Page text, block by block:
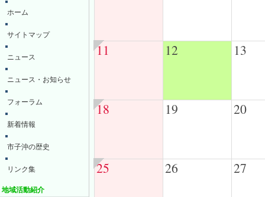
ホーム
サイトマップ
ニュース
ニュース・お知らせ
フォーラム
新着情報
市子沖の歴史
リンク集
地域活動紹介
11 12 13
18 19 20
25 26 27